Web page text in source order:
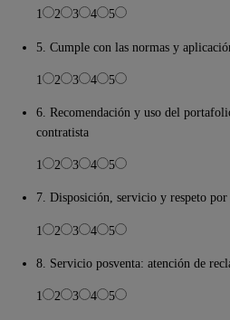
1 2 3 4 5
5. Cumple con las normas y
1 2 3 4 5
6. Recomendación y uso del
contratista
1 2 3 4 5
7. Disposición, servicio y respeto por
1 2 3 4 5
8. Servicio posventa: atención de
1 2 3 4 5